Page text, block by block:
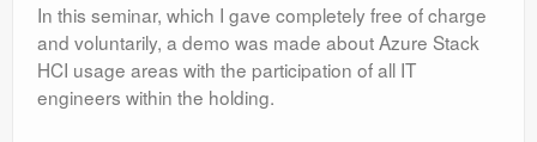
SCOM
Orchestrator
In this seminar, which I gave completely free of charge
and voluntarily, a demo was made about Azure Stack
HCI usage areas with the participation of all IT
engineers within the holding.